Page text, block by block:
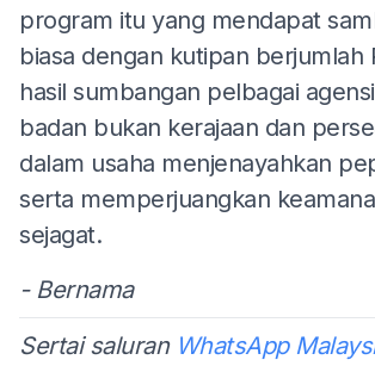
program itu yang mendapat
biasa dengan kutipan berjumlah
hasil sumbangan pelbagai
badan bukan kerajaan dan
dalam usaha menjenayahkan
serta memperjuangkan
sejagat.
- Bernama
Sertai saluran WhatsApp